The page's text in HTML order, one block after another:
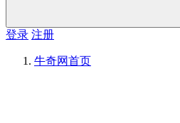
登录 注册
牛奇网首页